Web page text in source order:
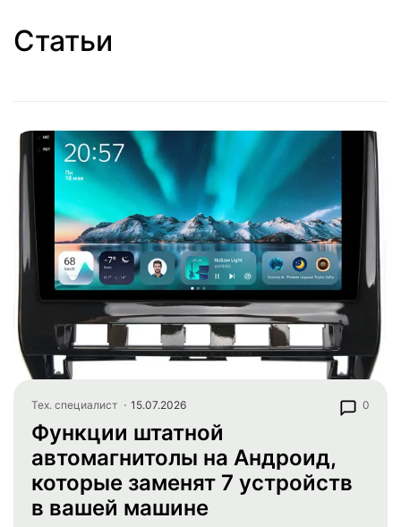
Статьи
Тех. специалист 15.07.2026 0
Функции штатной
автомагнитолы на Андроид,
которые заменят 7 устройств
в вашей машине